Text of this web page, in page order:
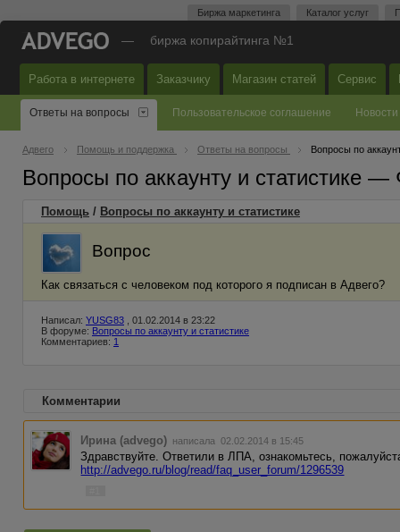
Биржа маркетинга Каталог услуг
— биржа копирайтинга №1
Работа в интернете Заказчику Магазин статей Сервис
Ответы на вопросы Пользовательское соглашение Новости
Адвего Помощь и поддержка Ответы на вопросы Вопросы по
Вопросы по аккаунту и статистике
Помощь / Вопросы по аккаунту и статистике
Вопрос
Как связаться с человеком под которого я подписан в Адвего?
Написал: YUSG83 , 01.02.2014 в 23:22
В форуме: Вопросы по аккаунту и статистике
Комментариев: 1
Комментарии
Ирина (advego) написала 02.02.2014 в 15:45
Здравствуйте. Ответили в ЛПА, ознакомьтесь,
http://advego.ru/blog/read/faq_user_forum/1296539